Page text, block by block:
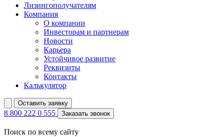
Лизингополучателям
Компания
О компании
Инвесторам и партнерам
Новости
Карьера
Устойчивое развитие
Реквизиты
Контакты
Калькулятор
Оставить заявку
8 800 222 0 555 Заказать звонок
Поиск по всему сайту